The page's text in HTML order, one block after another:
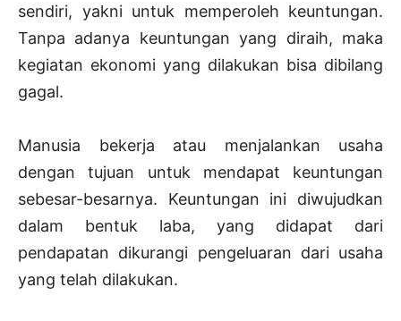
sendiri, yakni untuk memperoleh keuntungan.
Tanpa adanya keuntungan yang diraih, maka
kegiatan ekonomi yang dilakukan bisa dibilang
gagal.
Manusia bekerja atau menjalankan usaha
dengan tujuan untuk mendapat keuntungan
sebesar-besarnya. Keuntungan ini diwujudkan
dalam bentuk laba, yang didapat dari
pendapatan dikurangi pengeluaran dari usaha
yang telah dilakukan.